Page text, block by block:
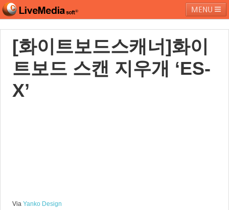
MENU
라이브미디어소프트 제품 및 서비스 블로그 커뮤니티
페밀리 사이트
[화이트보드스캐너]화이
트보드 스캔 지우개 ‘ES-
X’
Via Yanko Design